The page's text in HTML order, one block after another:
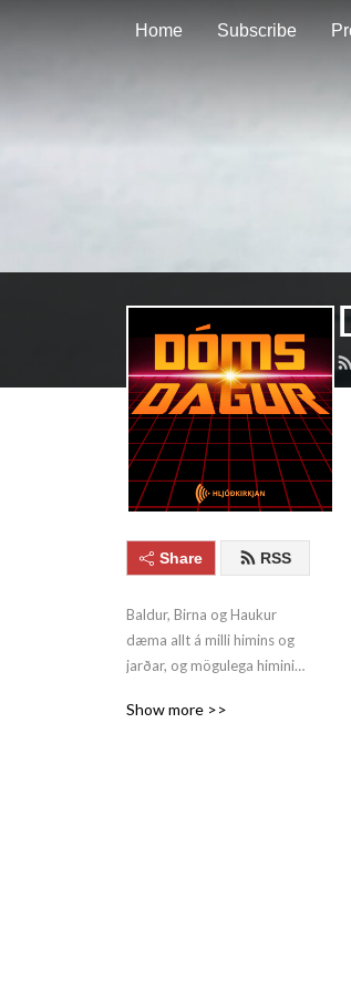
Home Subscribe
Share RSS
Baldur, Birna og Haukur
dæma allt á milli himins og
jarðar, og mögulega himininn
Show more >>